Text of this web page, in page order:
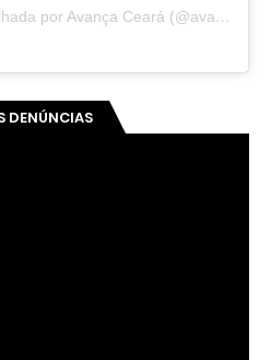
Uma publicação compartilhada por Avança Ceará (@avancaceara)
DENÚNCIAS